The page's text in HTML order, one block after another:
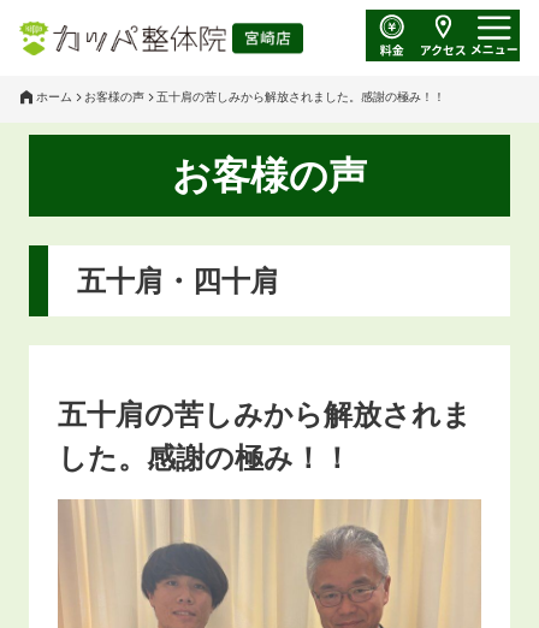
ホーム お客様の声 五十肩の苦しみから解放されました。感謝の極み！！
お客様の声
五十肩・四十肩
五十肩の苦しみから解放されま
した。感謝の極み！！